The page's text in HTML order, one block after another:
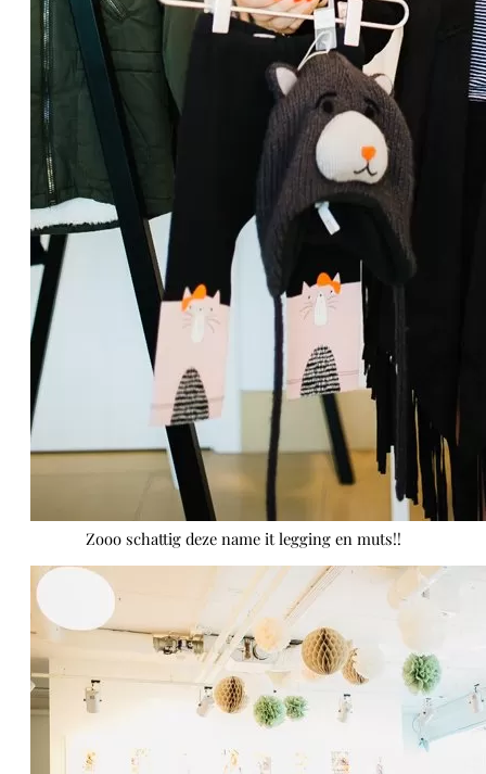
Zooo schattig deze name it legging en muts!!